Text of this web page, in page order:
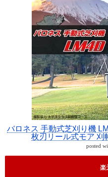
バロネス 手動式芝刈り機
枚刃リール式モア 刈
posted
楽